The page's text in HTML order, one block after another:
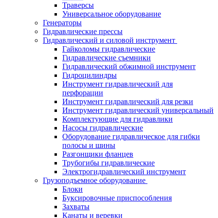
Траверсы
Универсальное оборудование
Генераторы
Гидравлические прессы
Гидравлический и силовой инструмент
Гайколомы гидравлические
Гидравлические съемники
Гидравлический обжимной инструмент
Гидроцилиндры
Инструмент гидравлический для
перфорации
Инструмент гидравлический для резки
Инструмент гидравлический универсальный
Комплектующие для гидравлики
Насосы гидравлические
Оборудование гидравлическое для гибки
полосы и шины
Разгонщики фланцев
Трубогибы гидравлические
Электрогидравлический инструмент
Грузоподъемное оборудование
Блоки
Буксировочные приспособления
Захваты
Канаты и веревки